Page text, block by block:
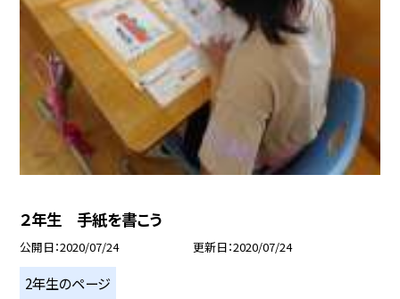
２年生 手紙を書こう
公開日 2020/07/24 更新日 2020/07/24
2年生のページ